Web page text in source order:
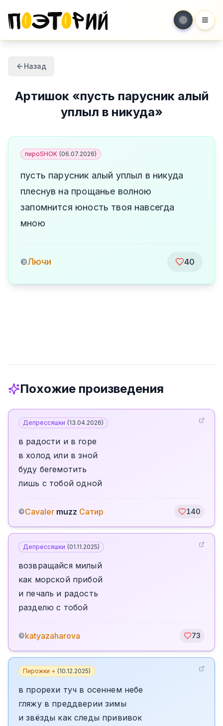
Назад
Артишок«пусть парусник алый
уплыл в никуда»
пироSHOK (06.07.2026)
пусть парусник алый уплыл в никуда
плеснув на прощанье волною
запомнится юность твоя навсегда
мною
©Лючи 40
Похожие произведения
Депрессяшки (13.04.2026)
в радости и в горе
в холод или в зной
буду бегемотить
лишь с тобой одной
©Cavaler muzz Сатир 140
Депрессяшки (01.11.2025)
возвращайся милый
как морской прибой
и печаль и радость
разделю с тобой
©katyazaharova 73
Пирожки + (10.12.2025)
в прорехи туч в осеннем небе
гляжу в преддверии зимы
и звёзды как следы прививок